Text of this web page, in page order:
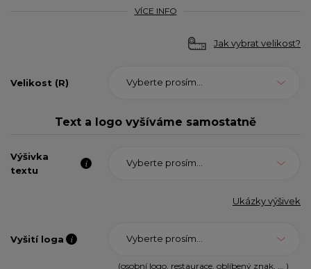
VÍCE INFO
Jak vybrat velikost?
Velikost (R) Vyberte prosím...
Text a logo vyšíváme samostatně
Výšivka
textu
Vyberte prosím...
Ukázky výšivek
Vyšití loga Vyberte prosím...
(osobní logo, restaurace, oblíbený znak, ... )